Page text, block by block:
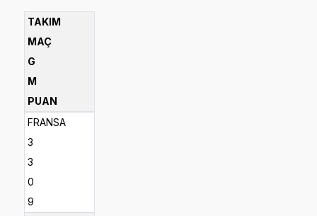
TAKIM
MAÇ
G
M
PUAN
FRANSA
3
3
0
9